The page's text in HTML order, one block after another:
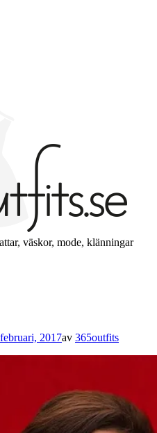
väskor, mode, klänningar
2017av 365outfits